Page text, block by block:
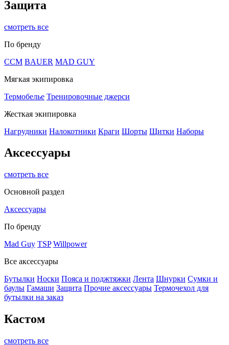
Защита
смотреть все
По бренду
CCM BAUER MAD GUY
Мягкая экипировка
Термобелье Тренировочные джерси
Жесткая экипировка
Нагрудники Налокотники Краги Шорты Щитки Наборы
Аксессуары
смотреть все
Основной раздел
Аксессуары
По бренду
Mad Guy TSP Willpower
Все аксессуары
Бутылки Носки Пояса и поджтяжки Лента Шнурки Сумки и
баулы Гамаши Защита Прочие аксессуары Термочехол для
бутылки на заказ
Кастом
смотреть все